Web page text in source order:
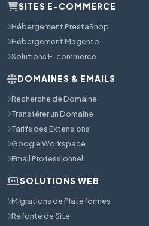
SITES E-COMMERCE
Hébergement PrestaShop
Hébergement Magento
Solutions E-commerce
DOMAINES & EMAILS
Recherche de Domaine
Transférer un Domaine
Tarifs des Extensions
Google Workspace
Email Professionnel
SOLUTIONS WEB
Migrations de Plateformes
Refonte de Site